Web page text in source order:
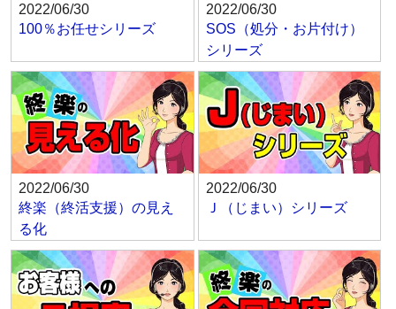
2022/06/30
100％お任せシリーズ
2022/06/30
SOS（処分・お片付け）
シリーズ
2022/06/30
終楽（終活支援）の見え
る化
2022/06/30
Ｊ（じまい）シリーズ